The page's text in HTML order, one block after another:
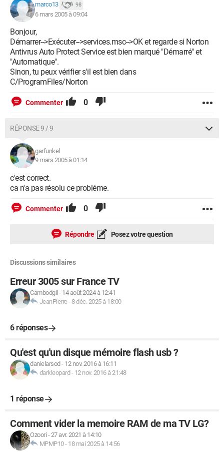
marco13 98
6 mars 2005 à 09:04
Bonjour,
Démarrer-->Exécuter-->services.msc-->OK et regarde si Norton
Antivrus Auto Protect Service est bien marqué "Démarré" et
"Automatique".
Sinon, tu peux vérifier s'il est bien dans
C/ProgramFiles/Norton
Commenter 0
RÉPONSE 9 / 9
garfunkel
9 mars 2005 à 01:14
c'est correct.
ca n'a pas résolu ce probléme.
Commenter 0
Répondre Posez votre question
Discussions similaires
Erreur 3005 sur France TV
Cambodgil - 14 août 2024 à 12:41
JeanPierre- 8 déc. 2025 à 18:00
6 réponses
Qu'est qu'un disque mémoire flash usb ?
danielarsod - 12 nov. 2016 à 16:11
darkleopard - 12 nov. 2016 à 21:48
1 réponse
Comment vider la memoire RAM de ma TV LG?
Ozoori -27 avr. 2021 à 14:10
MPMP10- 18 mai 2025 à 14:56